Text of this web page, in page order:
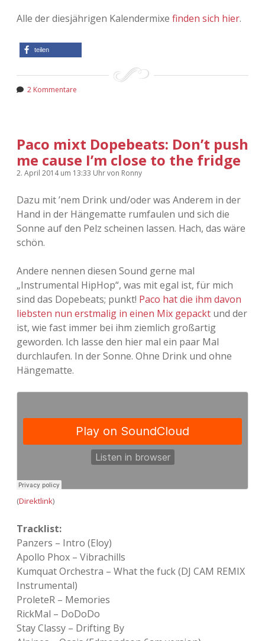
Alle der diesjährigen Kalendermixe finden sich hier.
teilen
2 Kommentare
Paco mixt Dopebeats: Don’t push
me cause I’m close to the fridge
2. April 2014um 13:33 Uhrvon Ronny
Dazu mit ’nem Drink und/oder was Anderem in der
Hand in der Hängematte rumfaulen und sich die
Sonne auf den Pelz scheinen lassen. Hach, das wäre
schön.
Andere nennen diesen Sound gerne mal
„Instrumental HipHop“, was mit egal ist, für mich
sind das Dopebeats; punkt! Paco hat die ihm davon
liebsten nun erstmalig in einen Mix gepackt und der
ist, wie fast immer bei ihm ziemlich großartig
geworden. Ich lasse den hier mal ein paar Mal
durchlaufen. In der Sonne. Ohne Drink und ohne
Hängematte.
(Direktlink)
Tracklist:
Panzers – Intro (Eloy)
Apollo Phox – Vibrachills
Kumquat Orchestra – What the fuck (DJ CAM REMIX
Instrumental)
ProleteR – Memories
RickMal – DoDoDo
Stay Classy – Drifting By